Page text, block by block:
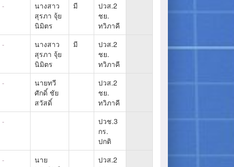
-
นางสาว
สุรภา จุ้ย
นิมิตร
มี
ปวส.2
ชย.
ทวิภาคี
-
นางสาว
สุรภา จุ้ย
นิมิตร
มี
ปวส.2
ชย.
ทวิภาคี
-
นายทวี
ศักดิ์ ชัย
สวัสดิ์
ปวส.2
ชย.
ทวิภาคี
-
ปวช.3
กร.
ปกติ
-
นาย
ปวส.2